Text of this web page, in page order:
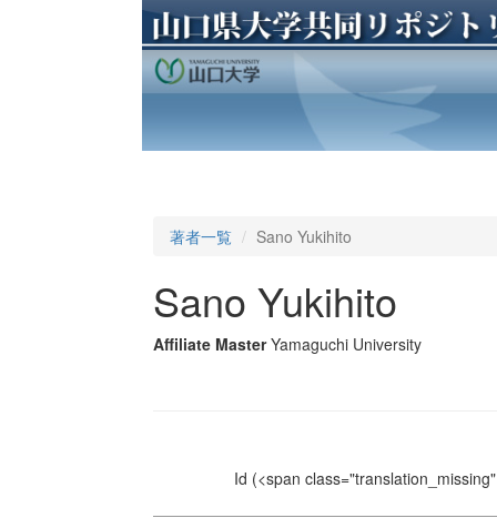
著者一覧 Sano Yukihito
Sano Yukihito
Affiliate Master Yamaguchi University
Id (<span